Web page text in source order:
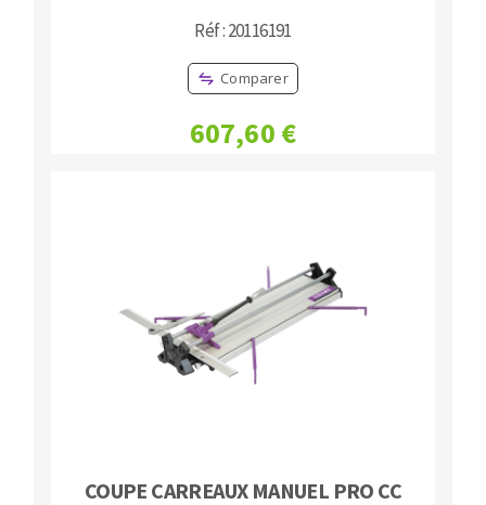
Réf : 20116191
Comparer
607,60 €
COUPE CARREAUX MANUEL PRO CC